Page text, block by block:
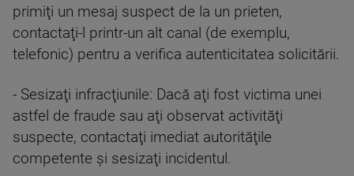
primiţi un mesaj suspect de la un prieten,
contactaţi-l printr-un alt canal (de exemplu,
telefonic) pentru a verifica autenticitatea solicitării.
- Sesizaţi infracţiunile: Dacă aţi fost victima unei
astfel de fraude sau aţi observat activităţi
suspecte, contactaţi imediat autorităţile
competente şi sesizaţi incidentul.